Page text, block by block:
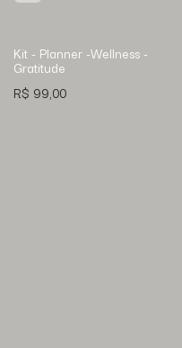
Kit - Planner -Wellness -
Gratitude
R$ 99,00